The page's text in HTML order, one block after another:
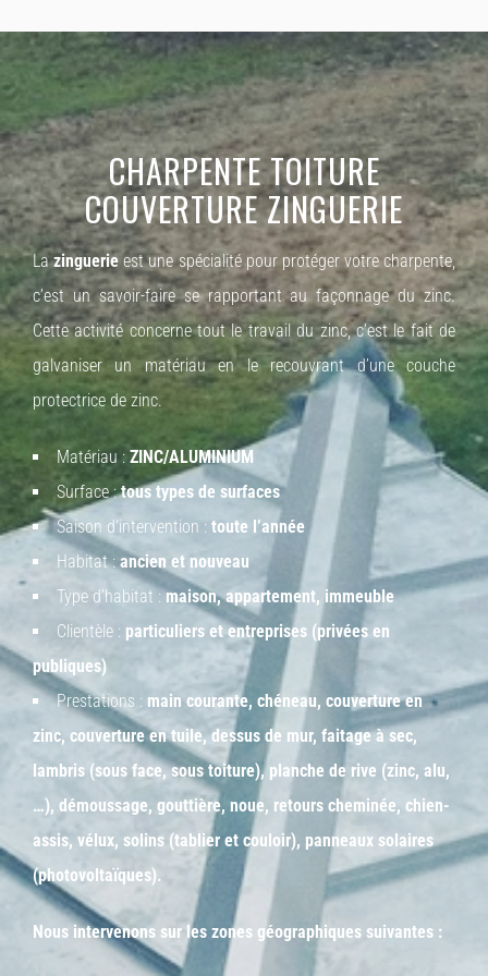
CHARPENTE TOITURE
COUVERTUREZINGUERIE
Lazinguerie est une spécialité pour protéger votre charpente,
c’est un savoir-faire se rapportant au façonnage du zinc.
Cette activité concerne tout le travail du zinc, c’est le fait de
galvaniser un matériau en le recouvrant d’une couche
protectrice de zinc.
Matériau : ZINC/ALUMINIUM
Surface :tous types de surfaces
Saison d’intervention : toute l’année
Habitat : ancien et nouveau
Type d’habitat :maison, appartement, immeuble
Clientèle : particuliers et entreprises (privées en
publiques)
Prestations : main courante, chéneau, couverture en
zinc, couverture en tuile, dessus de mur, faitage à sec,
lambris (sous face, sous toiture), planche de rive (zinc, alu,
…), démoussage, gouttière, noue, retours cheminée, chien-
assis, vélux, solins (tablier et couloir), panneaux solaires
(photovoltaïques).
Nous intervenons sur les zones géographiques suivantes :